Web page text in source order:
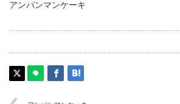
アンパンマンケーキ